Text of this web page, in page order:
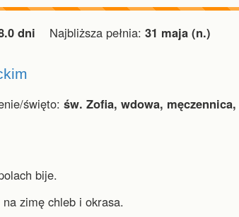
dni Najbliższa pełnia: 31 maja (n.)
święto: św. Zofia, wdowa,
bije.
zimę chleb i okrasa.